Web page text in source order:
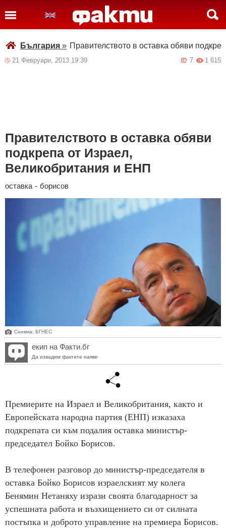
България » Правителството в оставка обяви
21 Февруари, 2013 19:39 1 615
7
Правителството в оставка обяви
подкрепа от Израел,
Великобритания и ЕНП
оставка - борисов
Снимка: БГНЕС
екип на Факти.бг
Да извадим фактите наяве
Премиерите на Израел и Великобритания, както и
Европейската народна партия (ЕНП) изказаха
подкрепата си към подалия оставка министър-
председател Бойко Борисов.
В телефонен разговор до министър-председателя в
оставка Бойко Борисов израелският му колега
Бенямин Нетаняху изрази своята благодарност за
успешната работа и възхищението си от силната
постъпка и доброто управление на премиера Борисов.